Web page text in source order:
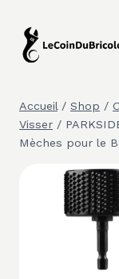
contenu
Accueil / Shop /
Visser /
Mèches pour le